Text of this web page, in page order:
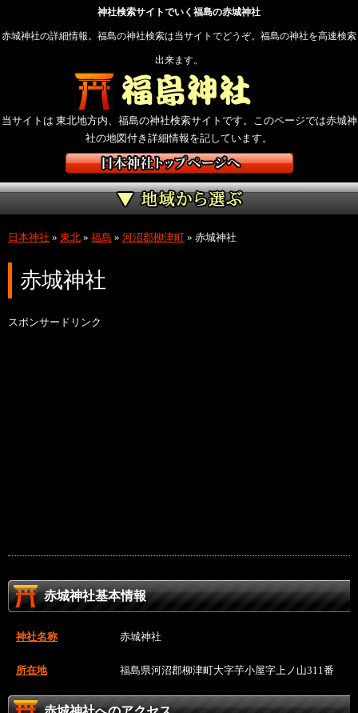
神社検索サイトでいく福島の赤城神社
赤城神社の詳細情報。福島の神社検索は当サイトでどうぞ。福島の神社を高速検索
出来ます。
当サイトは 東北地方内、福島の神社検索サイトです。このページでは赤城神
社の地図付き詳細情報を記しています。
日本神社 » 東北 » 福島 » 河沼郡柳津町 » 赤城神社
赤城神社
スポンサードリンク
赤城神社基本情報
神社名称 赤城神社
所在地 福島県河沼郡柳津町大字芋小屋字上ノ山311番